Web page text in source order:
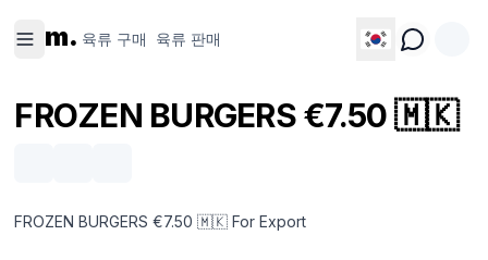
m. 육류 구매 육류 판매
매
매
FROZEN BURGERS €7.50 🇲🇰
FROZEN BURGERS €7.50 🇲🇰 For Export